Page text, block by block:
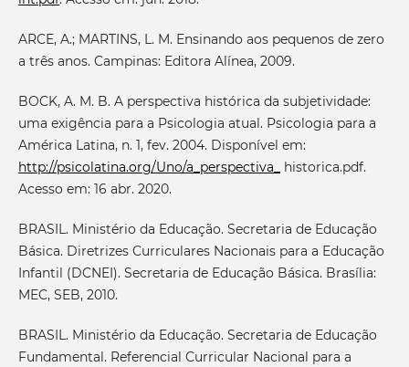
ARCE, A.; MARTINS, L. M. Ensinando aos pequenos de zero
a três anos. Campinas: Editora Alínea, 2009.
BOCK, A. M. B. A perspectiva histórica da subjetividade:
uma exigência para a Psicologia atual. Psicologia para a
América Latina, n. 1, fev. 2004. Disponível em:
http://psicolatina.org/Uno/a_perspectiva_
historica.pdf.
Acesso em: 16 abr. 2020.
BRASIL. Ministério da Educação. Secretaria de Educação
Básica. Diretrizes Curriculares Nacionais para a Educação
Infantil (DCNEI). Secretaria de Educação Básica. Brasília:
MEC, SEB, 2010.
BRASIL. Ministério da Educação. Secretaria de Educação
Fundamental. Referencial Curricular Nacional para a